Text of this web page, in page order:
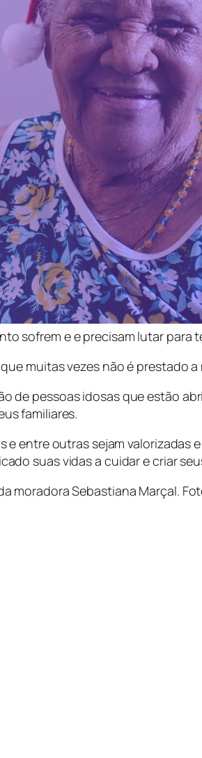
sofrem e e precisam lutar para
muitas vezes não é prestado
de pessoas idosas que estão
familiares.
e entre outras sejam
suas vidas a cuidar e criar
moradora Sebastiana Marçal.